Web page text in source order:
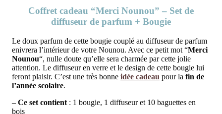
Coffret cadeau “Merci Nounou” – Set de
diffuseur de parfum + Bougie
Le doux parfum de cette bougie couplé au diffuseur de parfum
enivrera l’intérieur de votre Nounou. Avec ce petit mot “Merci
Nounou“, nulle doute qu’elle sera charmée par cette jolie
attention. Le diffuseur en verre et le design de cette bougie lui
feront plaisir. C’est une très bonne idée cadeau pour la fin de
l’année scolaire.
– Ce set contient : 1 bougie, 1 diffuseur et 10 baguettes en
bois